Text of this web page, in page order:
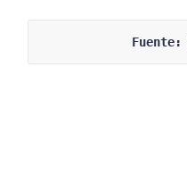
Fuente: